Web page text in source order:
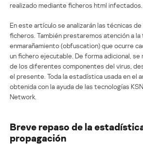
realizado mediante ficheros html infectados.
En este artículo se analizarán las técnicas
ficheros. También prestaremos atención a la
enmarañamiento (obfuscation) que ocurre
un fichero ejecutable. De forma adicional, se
de los diferentes componentes del virus,
el presente. Toda la estadística usada en el
obtenida con la ayuda de las tecnologías
Network.
Breve repaso de la
propagación